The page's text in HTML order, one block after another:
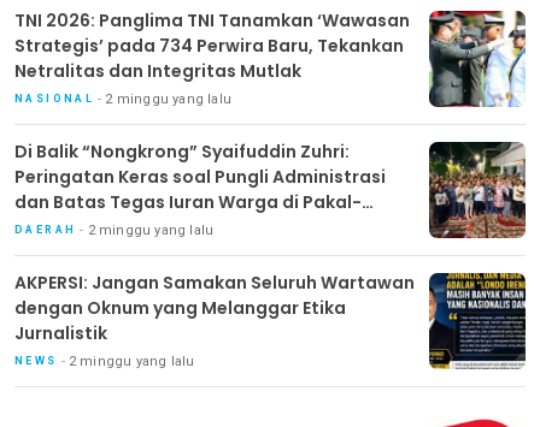
TNI 2026: Panglima TNI Tanamkan ‘Wawasan
Strategis’ pada 734 Perwira Baru, Tekankan
Netralitas dan Integritas Mutlak
NASIONAL 2 minggu yang lalu
Di Balik “Nongkrong” Syaifuddin Zuhri:
Peringatan Keras soal Pungli Administrasi
dan Batas Tegas Iuran Warga di Pakal-
Benowo
DAERAH 2 minggu yang lalu
AKPERSI: Jangan Samakan Seluruh Wartawan
dengan Oknum yang Melanggar Etika
Jurnalistik
NEWS 2 minggu yang lalu